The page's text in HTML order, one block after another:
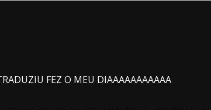
FEZ O MEU DIAAAAAAAAAAA